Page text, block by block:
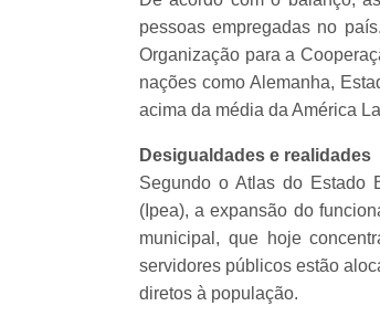
pessoas empregadas no
Organização para a
nações como Alemanha,
acima da média da América
Desigualdades e realidades
Segundo o Atlas do Estado
(Ipea), a expansão do
municipal, que hoje
servidores públicos estão
diretos à população.